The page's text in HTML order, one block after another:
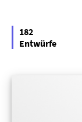
182
Entwürfe